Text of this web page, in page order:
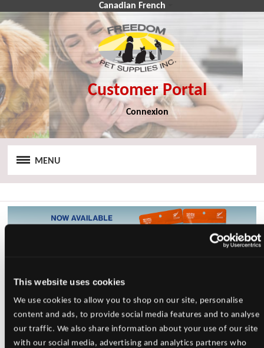
This website uses cookies
We use cookies to allow you to shop on our site, personalise
content and ads, to provide social media features and to analyse
our traffic. We also share information about your use of our site
with our social media, advertising and analytics partners who
Canadian French
CA$
Connexion
MENU
Bienvenue chez Freedom Pet
Supplies!
Client enregistré?
Veuillez cliquer 'Ici ' ou 'Connexion' sur le coin supérieur droit
pour vous connecter à notre nouveau site Web!